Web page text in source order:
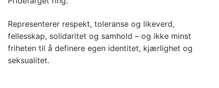
Representerer respekt, toleranse og likeverd,
fellesskap, solidaritet og samhold – og ikke minst
friheten til å definere egen identitet, kjærlighet og
seksualitet.